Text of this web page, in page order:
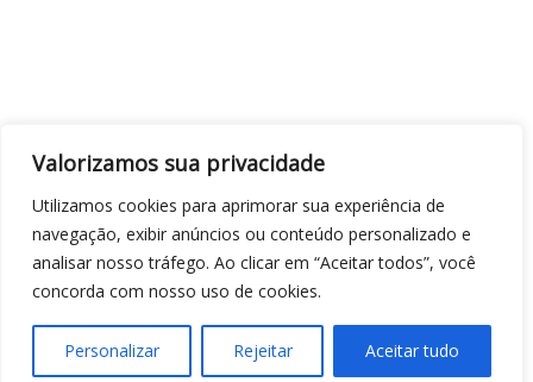
Valorizamos sua privacidade
Utilizamos cookies para aprimorar sua experiência de
navegação, exibir anúncios ou conteúdo personalizado e
analisar nosso tráfego. Ao clicar em “Aceitar todos”, você
concorda com nosso uso de cookies.
Personalizar Rejeitar Aceitar tudo